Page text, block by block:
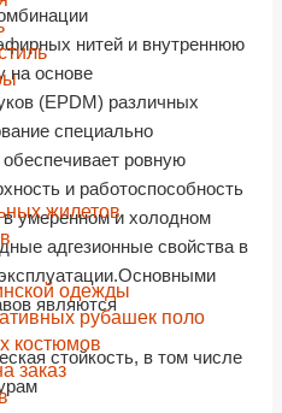
жилетов
одежды
рубашек поло
костюмов
заказ
нитей и внутреннюю
на основе
(EPDM) различных
специально
ровную
и работоспособность
в умеренном и холодном
адгезионные свойства в
являются
стойкость, в том числе